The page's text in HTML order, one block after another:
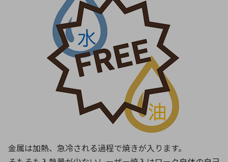
金属は加熱、急冷される過程で焼きが入ります。